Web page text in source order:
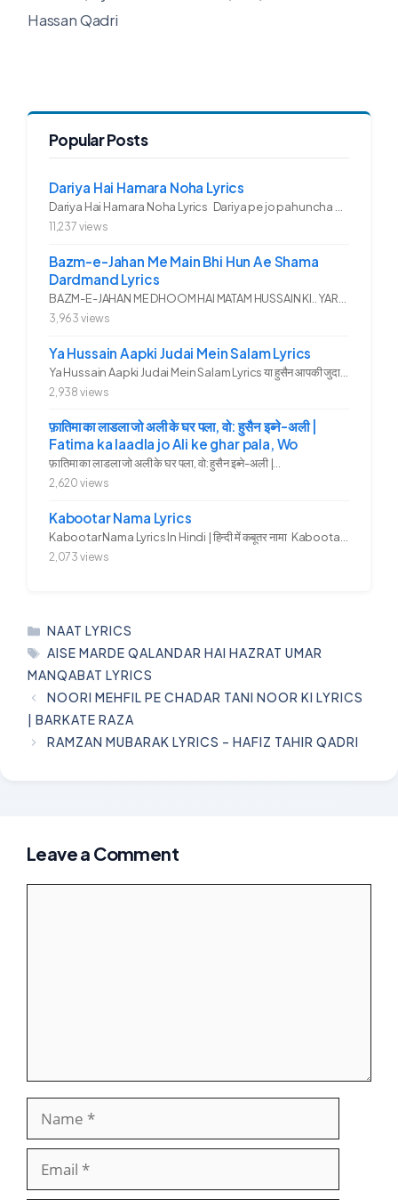
Hassan Qadri
Popular Posts
Dariya Hai Hamara Noha Lyrics
Dariya Hai Hamara Noha Lyrics Dariya pe jo pahuncha asadullah ka...
11,237 views
Bazm-e-Jahan Me Main Bhi Hun Ae Shama
Dardmand Lyrics
3,963 views
Ya Hussain Aapki Judai Mein Salam Lyrics
2,938 views
फ़ातिमा का लाडला जो अली के घर पला, वो: हुसैन इब्ने-अली |
Fatima ka laadla jo Ali ke ghar pala, Wo
फ़ातिमा का लाडला जो अली के घर पला, वो: हुसैन इब्ने-अली |...
2,620 views
Kabootar Nama Lyrics
2,073 views
CATEGORIES
NAAT LYRICS
TAGS
AISE MARDE QALANDAR HAI HAZRAT UMAR
MANQABAT LYRICS
NOORI MEHFIL PE CHADAR TANI NOOR KI LYRICS
| BARKATE RAZA
RAMZAN MUBARAK LYRICS – HAFIZ TAHIR QADRI
Leave a Comment
Name
Email